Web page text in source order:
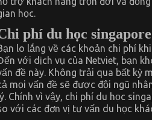
học.
phí du học
lo lắng về các khoản chi phí
với dịch vụ của Netviet, bạn
đề này. Không trải qua bất kỳ
mọi vấn đề sẽ được đội ngũ
Chính vì vậy, chi phí du học
với các đơn vị tư vấn du học